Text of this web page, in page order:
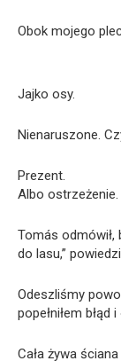
Obok mojego
Jajko osy.
Nienaruszone.
Prezent.
Albo ostrzeżenie.
Tomás odmówił,
do lasu,”
Odeszliśmy
popełniłem błąd
Cała żywa